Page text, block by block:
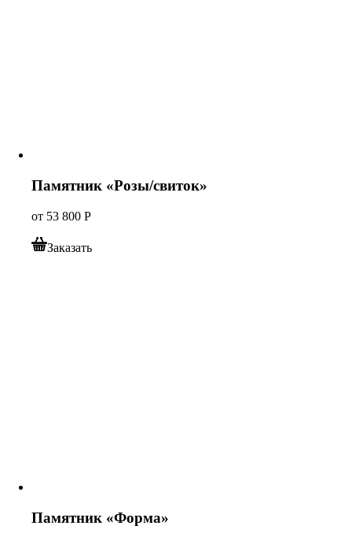
Памятник «Розы/свиток»
от 53 800 Р
Заказать
Памятник «Форма»